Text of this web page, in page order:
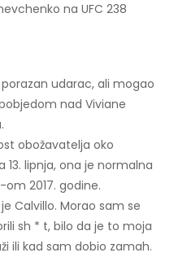
na UFC 238
udarac, ali mogao
nad Viviane
obožavatelja oko
lipnja, ona je normalna
2017. godine.
Calvillo. Morao sam se
sh * t, bilo da je to moja
ili kad sam dobio zamah.